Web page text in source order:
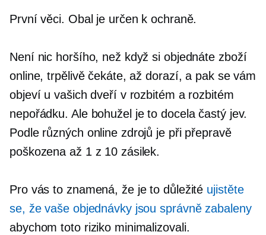
První věci. Obal je určen k ochraně.
Není nic horšího, než když si objednáte zboží
online, trpělivě čekáte, až dorazí, a pak se vám
objeví u vašich dveří v rozbitém a rozbitém
nepořádku. Ale bohužel je to docela častý jev.
Podle různých online zdrojů je při přepravě
poškozena až 1 z 10 zásilek.
Pro vás to znamená, že je to důležité ujistěte
se, že vaše objednávky jsou správně zabaleny
abychom toto riziko minimalizovali.